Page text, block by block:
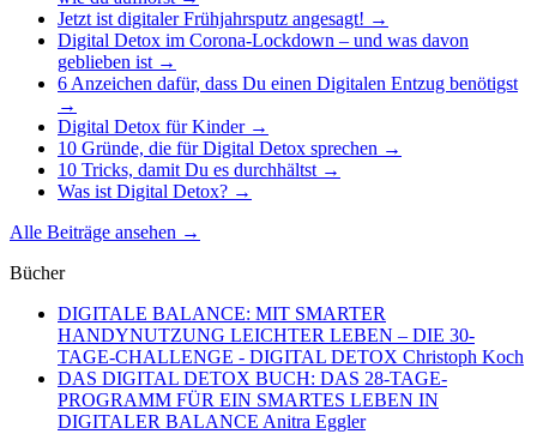
Jetzt ist digitaler Frühjahrsputz angesagt! →
Digital Detox im Corona-Lockdown – und was davon
geblieben ist →
6 Anzeichen dafür, dass Du einen Digitalen Entzug benötigst
→
Digital Detox für Kinder →
10 Gründe, die für Digital Detox sprechen →
10 Tricks, damit Du es durchhältst →
Was ist Digital Detox? →
Alle Beiträge ansehen →
Bücher
DIGITALE BALANCE: MIT SMARTER
HANDYNUTZUNG LEICHTER LEBEN – DIE 30-
TAGE-CHALLENGE - DIGITAL DETOX Christoph Koch
DAS DIGITAL DETOX BUCH: DAS 28-TAGE-
PROGRAMM FÜR EIN SMARTES LEBEN IN
DIGITALER BALANCE Anitra Eggler